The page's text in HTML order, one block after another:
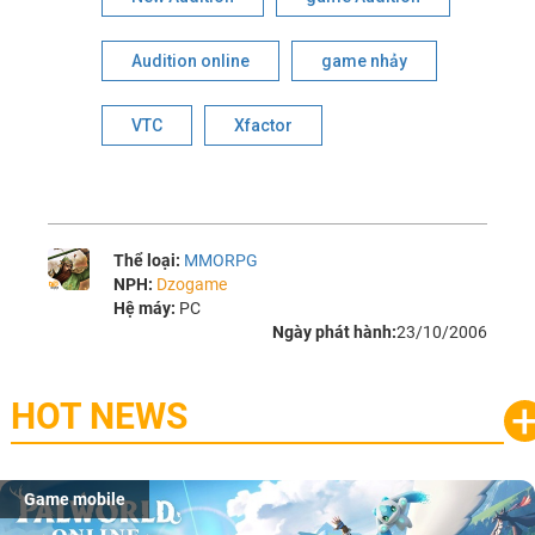
Audition online game nhảy
VTC Xfactor
Thể loại: MMORPG
NPH: Dzogame
Hệ máy: PC
Ngày phát hành:23/10/2006
HOT NEWS
Game mobile